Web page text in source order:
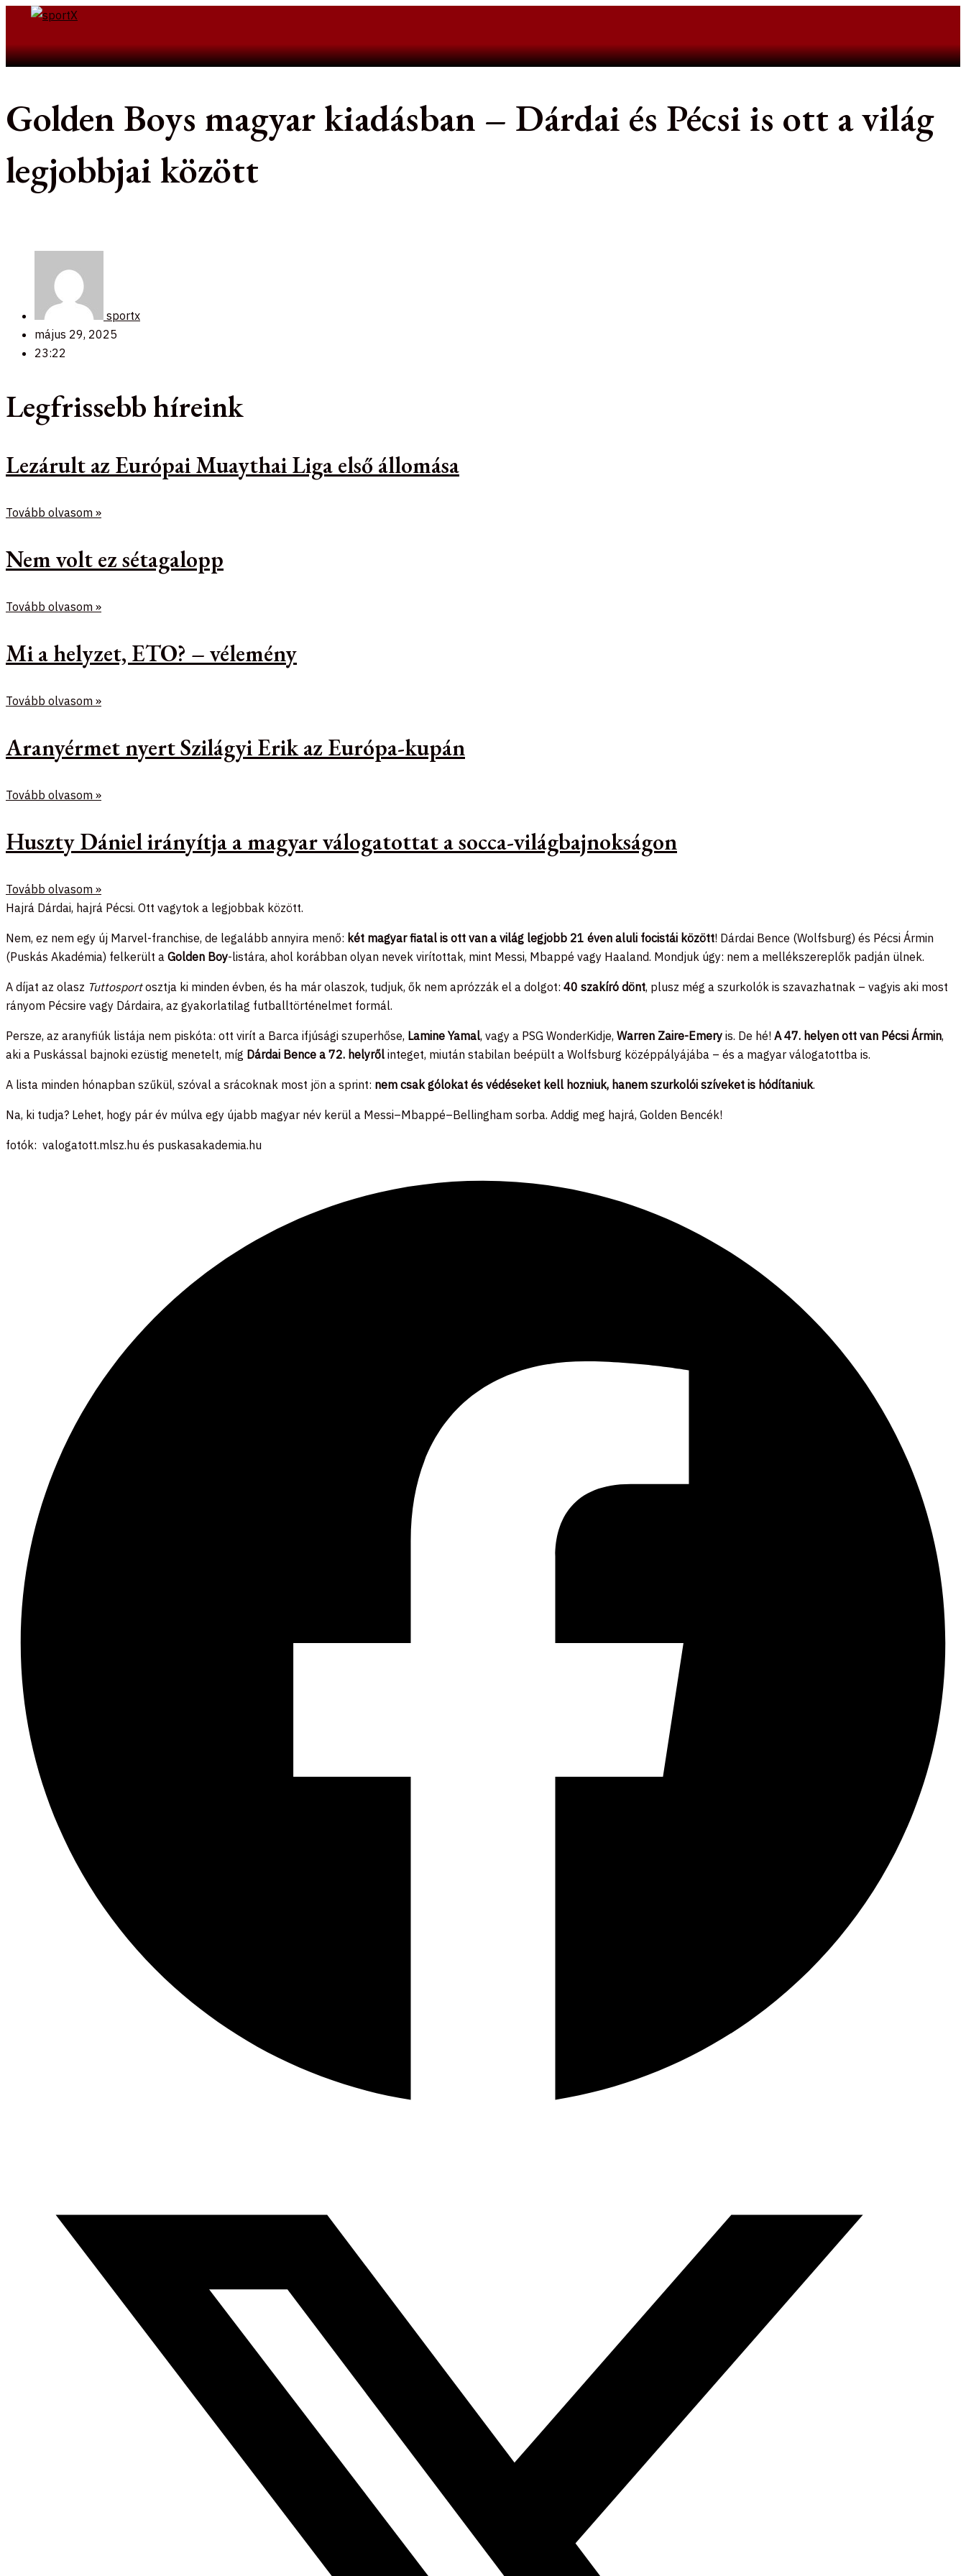
Skip
contentSearch
Golden Boys magyar kiadásban – Dárdai és Pécsi is ott a világ
legjobbjai között
sportx
május 29, 2025
23:22
Legfrissebb híreink
Lezárult az Európai Muaythai Liga első állomása
Tovább olvasom »
Nem volt ez sétagalopp
Tovább olvasom »
Mi a helyzet, ETO? – vélemény
Tovább olvasom »
Aranyérmet nyert Szilágyi Erik az Európa-kupán
Tovább olvasom »
Huszty Dániel irányítja a magyar válogatottat a socca-világbajnokságon
Tovább olvasom »
Hajrá Dárdai, hajrá Pécsi. Ott vagytok a legjobbak között.
Nem, ez nem egy új Marvel-franchise, de legalább annyira menő: két magyar fiatal is ott van a világ legjobb 21 éven aluli focistái között! Dárdai Bence (Wolfsburg) és Pécsi Ármin
(Puskás Akadémia) felkerült a Golden Boy-listára, ahol korábban olyan nevek virítottak, mint Messi, Mbappé vagy Haaland. Mondjuk úgy: nem a mellékszereplők padján ülnek.
A díjat az olasz Tuttosportosztja ki minden évben, és ha már olaszok, tudjuk, ők nem aprózzák el a dolgot: 40 szakíró dönt, plusz még a szurkolók is szavazhatnak – vagyis aki most
rányom Pécsire vagy Dárdaira, az gyakorlatilag futballtörténelmet formál.
Persze, az aranyfiúk listája nem piskóta: ott virít a Barca ifjúsági szuperhőse, Lamine Yamal, vagy a PSG WonderKidje, Warren Zaire-Emery is. De hé! A 47. helyen ott van Pécsi Ármin,
aki a Puskással bajnoki ezüstig menetelt, míg Dárdai Bence a 72. helyről integet, miután stabilan beépült a Wolfsburg középpályájába – és a magyar válogatottba is.
A lista minden hónapban szűkül, szóval a srácoknak most jön a sprint: nem csak gólokat és védéseket kell hozniuk, hanem szurkolói szíveket is hódítaniuk.
Na, ki tudja? Lehet, hogy pár év múlva egy újabb magyar név kerül a Messi–Mbappé–Bellingham sorba. Addig meg hajrá, Golden Bencék!
fotók: valogatott.mlsz.hu és puskasakademia.hu